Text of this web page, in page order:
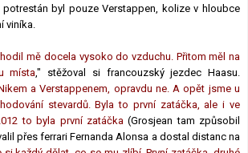
potrestán byl pouze Verstappen, kolize v hloubce
viníka.
mě docela vysoko do vzduchu. Přitom měl na
místa," stěžoval si francouzský jezdec Haasu.
a Verstappenem, opravdu ne. A opět jsme u
stevardů. Byla to první zatáčka, ale i ve
to byla první zatáčka(Grosjean tam způsobil
přes ferrari Fernanda Alonsa a dostal distanc na